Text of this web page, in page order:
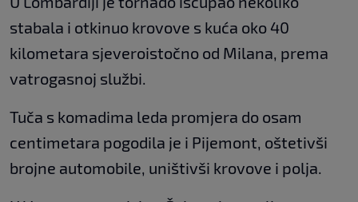
stabala i otkinuo krovove s kuća oko 40
kilometara sjeveroistočno od Milana, prema
vatrogasnoj službi.
Tuča s komadima leda promjera do osam
centimetara pogodila je i Pijemont, oštetivši
brojne automobile, uništivši krovove i polja.